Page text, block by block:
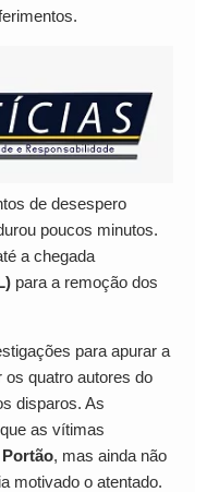
de desespero
poucos minutos.
a chegada
para a remoção dos
para apurar a
quatro autores do
disparos. As
as vítimas
, mas ainda não
motivado o atentado.